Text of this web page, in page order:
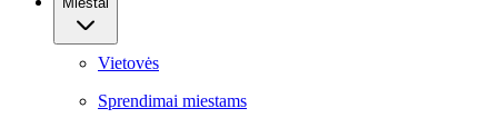
Vietovės
Sprendimai miestams